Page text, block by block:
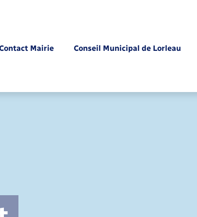
Mairie Conseil Municipal de Lorleau